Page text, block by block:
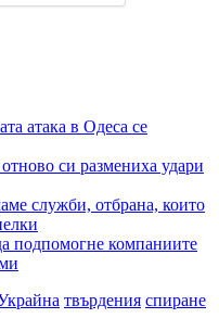
атака в Одеса се
си размениха удари
служби, отбрана, които
подпомогне компаниите
твърдения спиране